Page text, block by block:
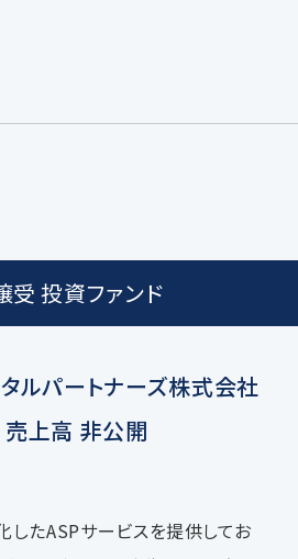
受 投資ファンド
ルパートナーズ株式会社
売上高 非公開
したASPサービスを提供してお